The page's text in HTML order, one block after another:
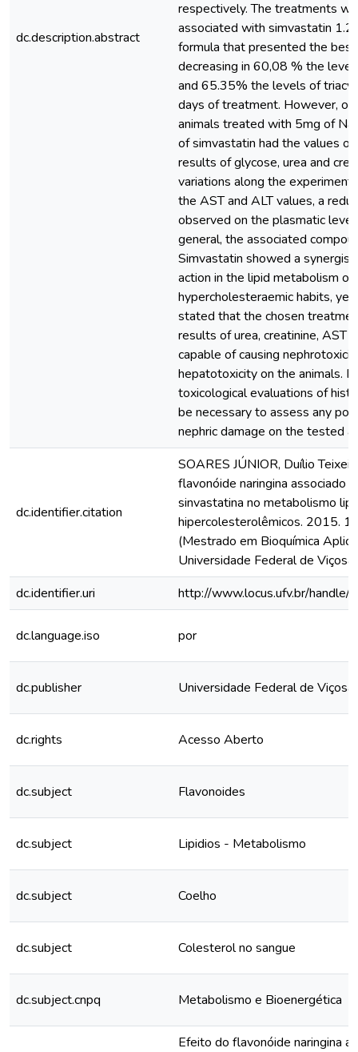
dc.description.abstract
respectively. The treatments
associated with simvastatin 1.2
formula that presented the
decreasing in 60,08 % the
and 65.35% the levels of
days of treatment. However,
animals treated with 5mg of
of simvastatin had the values
results of glycose, urea and
variations along the
the AST and ALT values, a
observed on the plasmatic
general, the associated
Simvastatin showed a
action in the lipid metabolism of
hypercholesteraemic habits,
stated that the chosen
results of urea, creatinine, AST
capable of causing
hepatotoxicity on the animals.
toxicological evaluations of
be necessary to assess any
nephric damage on the tested
dc.identifier.citation
SOARES JÚNIOR, Duílio
flavonóide naringina associado
sinvastatina no metabolismo
hipercolesterolêmicos. 2015.
(Mestrado em Bioquímica
Universidade Federal de
dc.identifier.uri
http://www.locus.ufv.br/
dc.language.iso por
dc.publisher Universidade Federal de Viçosa
dc.rights Acesso Aberto
dc.subject Flavonoides
dc.subject Lipidios - Metabolismo
dc.subject Coelho
dc.subject Colesterol no sangue
dc.subject.cnpq Metabolismo e Bioenergética
Efeito do flavonóide naringina